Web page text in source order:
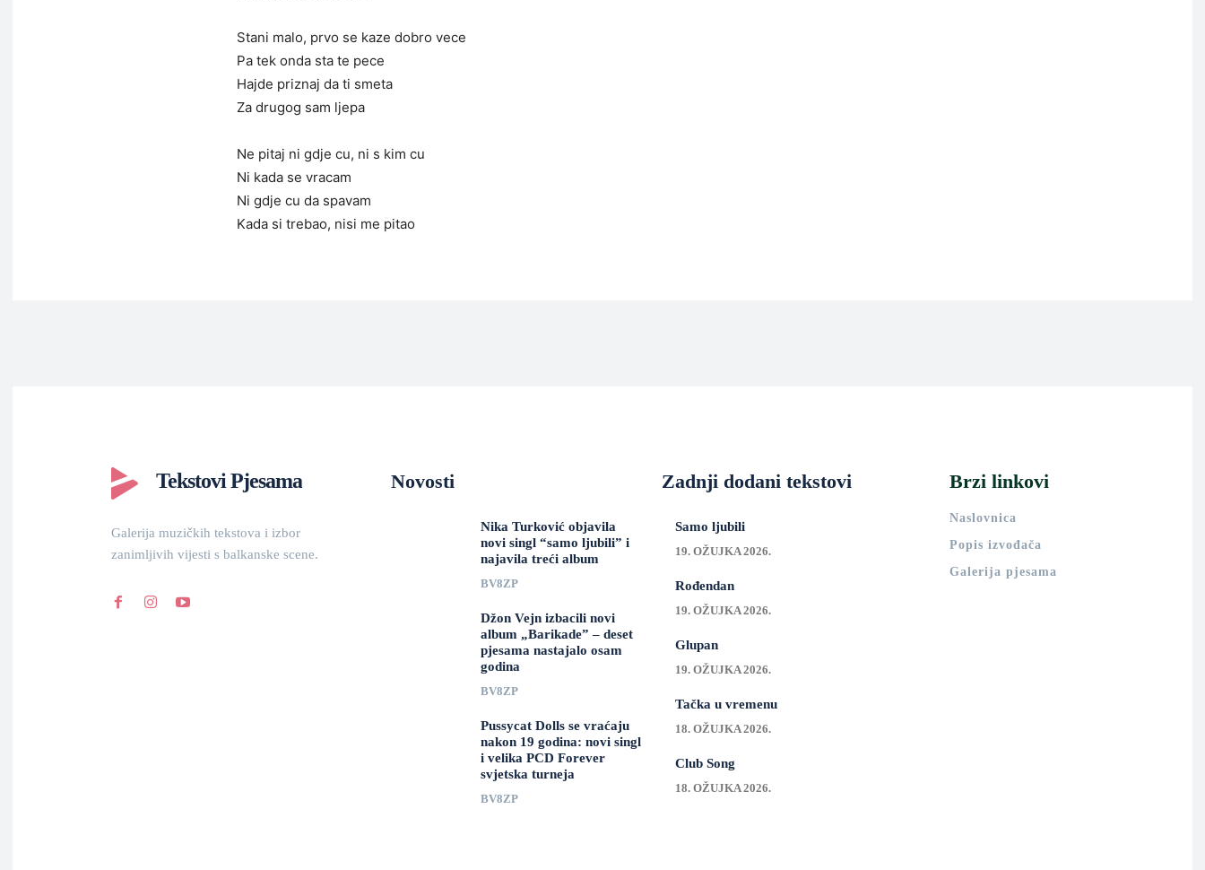
Stani malo, prvo se kaze dobro vece
Pa tek onda sta te pece
Hajde priznaj da ti smeta
Za drugog sam ljepa
Ne pitaj ni gdje cu, ni s kim cu
Ni kada se vracam
Ni gdje cu da spavam
Kada si trebao, nisi me pitao
Tekstovi Pjesama
Galerija muzičkih tekstova i izbor
zanimljivih vijesti s balkanske scene.
Novosti
Nika Turković objavila
novi singl “samo ljubili” i
najavila treći album
BV8ZP
Džon Vejn izbacili novi
album „Barikade” – deset
pjesama nastajalo osam
godina
BV8ZP
Pussycat Dolls se vraćaju
nakon 19 godina: novi singl
i velika PCD Forever
svjetska turneja
BV8ZP
Zadnji dodani tekstovi
Samo ljubili
19. OŽUJKA 2026.
Rođendan
19. OŽUJKA 2026.
Glupan
19. OŽUJKA 2026.
Tačka u vremenu
18. OŽUJKA 2026.
Club Song
18. OŽUJKA 2026.
Brzi linkovi
Naslovnica
Popis izvođača
Galerija pjesama